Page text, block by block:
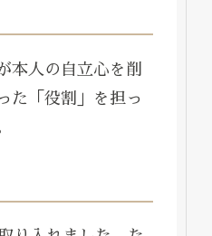
本人の自立心を削
た「役割」を担っ